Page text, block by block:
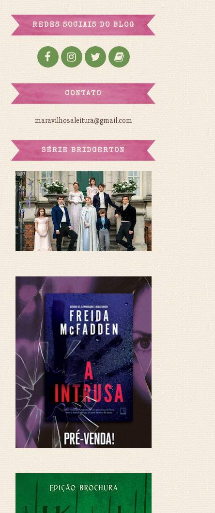
REDES SOCIAIS DO BLOG
CONTATO
maravilhosaleitura@gmail.com
SÉRIE BRIDGERTON